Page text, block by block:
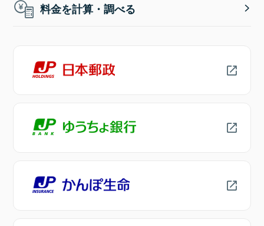
料金を計算・調べる